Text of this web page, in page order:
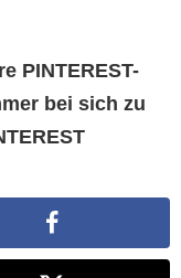
PINTEREST-
bei sich zu